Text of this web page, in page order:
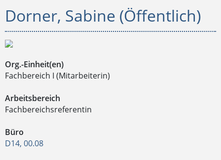
Dorner, Sabine (Öffentlich)
Org.-Einheit(en)
Fachbereich I (Mitarbeiterin)
Arbeitsbereich
Fachbereichsreferentin
Büro
D14, 00.08